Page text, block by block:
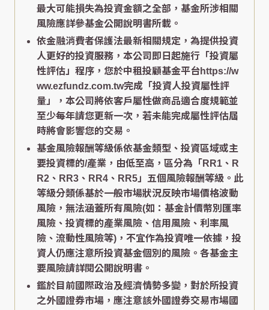
最大可能損失為投資金額之全部，基金所涉相關
風險應詳參基金公開說明書所載。
依金融消費者保護法最新相關規定，為提供投資
人更好的投資服務，本公司即日起施行「投資屬
性評估」程序，您於中租投顧基金平台https://w
ww.ezfundz.com.tw完成「投資人投資屬性評
量」，本公司將依客戶屬性做商品適合度規範並
至少每年請您更新一次，若未能完成屬性評估屆
時將會影響您的交易。
基金風險報酬等級係依基金類型、投資區域或主
要投資標的/產業，由低至高，區分為「RR1、R
R2、RR3、RR4、RR5」五個風險報酬等級。此
等級分類係基於一般市場狀況反映市場價格波動
風險，無法涵蓋所有風險(如：基金計價幣別匯率
風險、投資標的產業風險、信用風險、利率風
險、流動性風險等)，不宜作為投資唯一依據，投
資人仍應注意所投資基金個別的風險。各基金主
要風險請詳閱公開說明書。
鑑於目前國際政治及經濟情勢多變，對於所投資
之外國證券市場，應注意該外國證券交易市場國